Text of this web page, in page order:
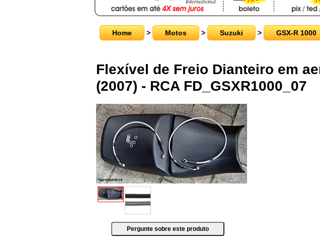
Home > Motos > Suzuki > GSX-R 1000
Flexível de Freio Dianteiro em
(2007) - RCA FD_GSXR1000_07